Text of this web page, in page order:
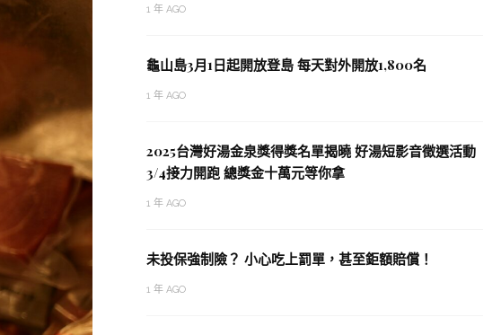
1 年 AGO
龜山島3月1日起開放登島 每天對外開放1,800名
1 年 AGO
2025台灣好湯金泉獎得獎名單揭曉 好湯短影音徵選活動
3/4接力開跑 總獎金十萬元等你拿
1 年 AGO
未投保強制險？ 小心吃上罰單，甚至鉅額賠償！
1 年 AGO